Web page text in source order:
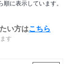
に表示しています。
い方はこちら
す